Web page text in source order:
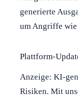
generierte
um Angriffe wie
Plattform-
Anzeige: KI-
Risiken. Mit